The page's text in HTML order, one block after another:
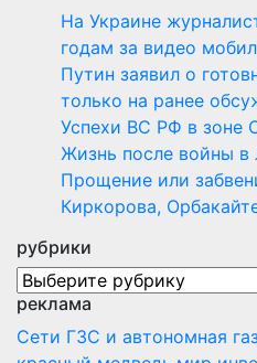
На Украине
годам за видео
Путин заявил о
только на ранее
Успехи ВС РФ в зоне
Жизнь после войны в
Прощение или
Киркорова,
рубрики
рубрики
реклама
Сети ГЗС и автономная